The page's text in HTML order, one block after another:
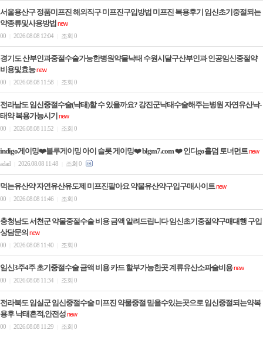
서울용산구 정품미프진 해외직구 미프진구입방법 미프진 복용후기 임신초기중절되는
약종류및사용방법 new
00
2026.08.08 12:04 조회 0
경기도 산부인과중절수술가능한병원약물낙태 수원시달구산부인과 인공임신중절약
비용및효능new
00
2026.08.08 11:58 조회 0
전라남도 임신중절수술(낙태)할 수 있을까요? 강진군낙태수술해주는병원 자연유산낙­
태약 복용가능시기 new
00
2026.08.08 11:52 조회 0
indigo게이밍❤️블루게이밍 아이 슬­롯 게이밍❤️ blgm7.com ❤️ 인디go홀­덤 토너먼트new
adad
2026.08.08 11:48 조회 0
먹는유산약 자연유산유도제 미프진팔아요 약물유산약구입구매사이트new
00
2026.08.08 11:46 조회 0
충청남도 서천군 약물중절수술 비용 금액 알려드립니다 임신초기중절약구매대행 구입
상담문의 new
00
2026.08.08 11:40 조회 0
임신3주4주 초기중절수술 금액 비용 카드 할부가능한곳 계류유산소파술비용new
00
2026.08.08 11:34 조회 0
전라북도 임실군 임신중절수술 미프진 약물중절 믿을수있는곳으로 임신중절되는약복
용후 낙태흔적,안전성new
00
2026.08.08 11:29 조회 0